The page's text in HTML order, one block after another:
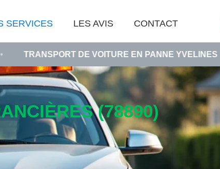
SERVICES LES AVIS CONTACT
DE VOITURE EN PANNE YVELINES •
(78890)